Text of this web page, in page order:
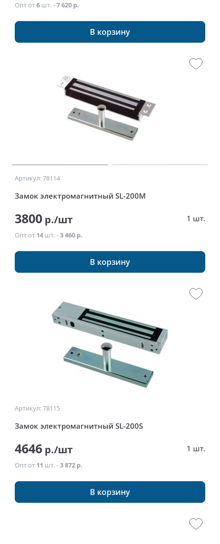
Опт от6 шт. -7 620 р.
В корзину
Артикул: 78114
Замок электромагнитный SL-200M
3800 р./шт 1 шт.
Опт от 14 шт. -3 460 р.
В корзину
Артикул: 78115
Замок электромагнитный SL-200S
4646 р./шт 1 шт.
Опт от 11 шт. -3 872 р.
В корзину